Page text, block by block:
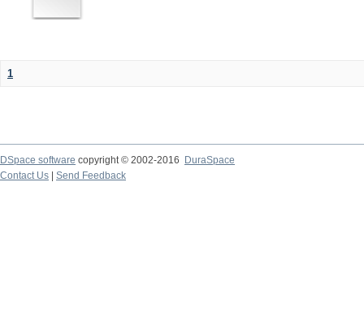
1
DSpace software copyright © 2002-2016
DuraSpace
Contact Us
Send Feedback